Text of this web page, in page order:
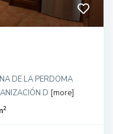
DE LA PERDOMA
D [more]
2